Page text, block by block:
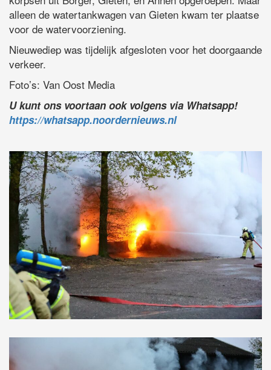
alleen de watertankwagen van Gieten kwam ter plaatse
voor de watervoorziening.
Nieuwediep was tijdelijk afgesloten voor het doorgaande
verkeer.
Foto’s: Van Oost Media
U kunt ons voortaan ook volgens via Whatsapp!
https://whatsapp.noordernieuws.nl